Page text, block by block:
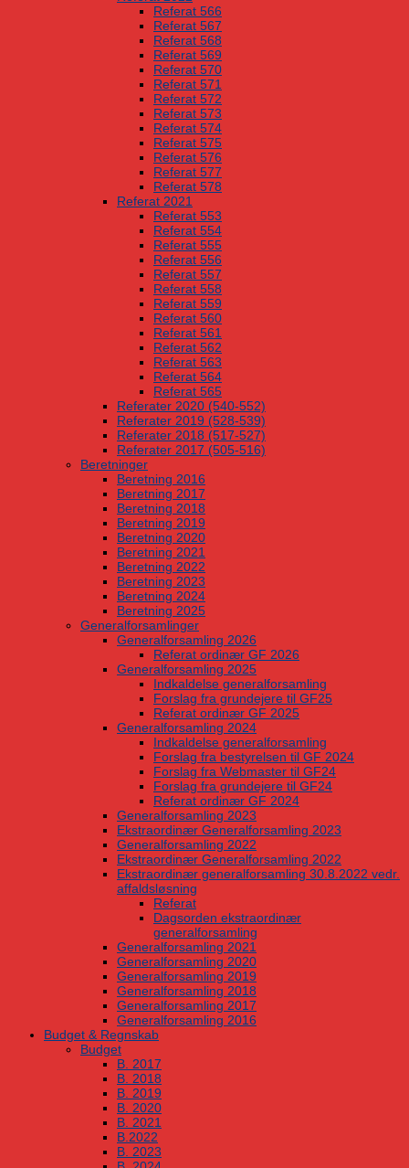
Referat 566
Referat 567
Referat 568
Referat 569
Referat 570
Referat 571
Referat 572
Referat 573
Referat 574
Referat 575
Referat 576
Referat 577
Referat 578
Referat 2021
Referat 553
Referat 554
Referat 555
Referat 556
Referat 557
Referat 558
Referat 559
Referat 560
Referat 561
Referat 562
Referat 563
Referat 564
Referat 565
Referater 2020 (540-552)
Referater 2019 (528-539)
Referater 2018 (517-527)
Referater 2017 (505-516)
Beretninger
Beretning 2016
Beretning 2017
Beretning 2018
Beretning 2019
Beretning 2020
Beretning 2021
Beretning 2022
Beretning 2023
Beretning 2024
Beretning 2025
Generalforsamlinger
Generalforsamling 2026
Referat ordinær GF 2026
Generalforsamling 2025
Indkaldelse generalforsamling
Forslag fra grundejere til GF25
Referat ordinær GF 2025
Generalforsamling 2024
Indkaldelse generalforsamling
Forslag fra bestyrelsen til GF 2024
Forslag fra Webmaster til GF24
Forslag fra grundejere til GF24
Referat ordinær GF 2024
Generalforsamling 2023
Ekstraordinær Generalforsamling 2023
Generalforsamling 2022
Ekstraordinær Generalforsamling 2022
Ekstraordinær generalforsamling 30.8.2022 vedr.
affaldsløsning
Referat
Dagsorden ekstraordinær
generalforsamling
Generalforsamling 2021
Generalforsamling 2020
Generalforsamling 2019
Generalforsamling 2018
Generalforsamling 2017
Generalforsamling 2016
Budget & Regnskab
Budget
B. 2017
B. 2018
B. 2019
B. 2020
B. 2021
B.2022
B. 2023